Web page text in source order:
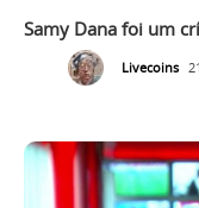
Samy Dana foi um
Livecoins